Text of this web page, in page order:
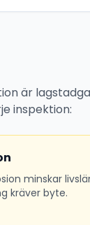
är
inspektion:
minskar
kräver byte.